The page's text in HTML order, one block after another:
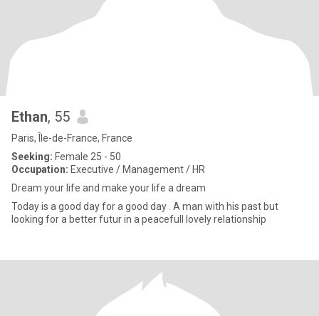
Ethan, 55
Paris, Île-de-France, France
Seeking: Female 25 - 50
Occupation: Executive / Management / HR
Dream your life and make your life a dream
Today is a good day for a good day . A man with his past but
looking for a better futur in a peacefull lovely relationship